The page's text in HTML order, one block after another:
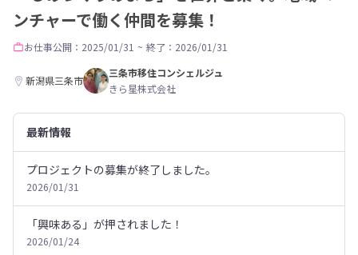
ンチャーで働く仲間を募集！
お仕事公開：2025/01/31 ~ 終了：2026/01/31
新潟県三条市
三条市移住コンシェルジュ
きら星株式会社
最新情報
プロジェクトの募集が終了しました。
2026/01/31
「興味ある」が押されました！
2026/01/24